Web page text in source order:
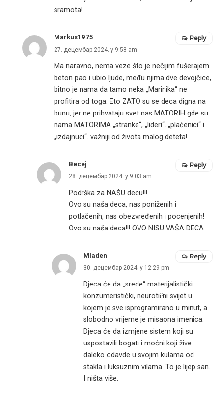
sramota!
Markus1975
27. децембар 2024. у 9:58 am
Ma naravno, nema veze što je nečijim fušerajem
beton pao i ubio ljude, među njima dve devojčice,
bitno je nama da tamo neka „Marinika“ ne
profitira od toga. Eto ZATO su se deca digna na
bunu, jer ne prihvataju svet nas MATORIH gde su
nama MATORIMA „stranke“, „lideri“, „plaćenici“ i
„izdajnuci“. važniji od života malog deteta!
Reply
Becej
28. децембар 2024. у 9:03 am
Podrška za NAŠU decu!!!
Ovo su naša deca, nas poniženih i
potlačenih, nas obezvređenih i pocenjenih!
Ovo su naša deca!!! OVO NISU VAŠA DECA
Reply
Mladen
30. децембар 2024. у 12:29 pm
Djeca će da „srede“ materijalistički,
konzumeristički, neurotič̣ni svijet u
kojem je sve isprogramirano u minut, a
slobodno vrijeme je misaona imenica.
Djeca će da izmjene sistem koji su
uspostavili bogati i moćni koji žive
daleko odavde u svojim kulama od
stakla i luksuznim vilama. To je lijep san.
I ništa više.
Reply